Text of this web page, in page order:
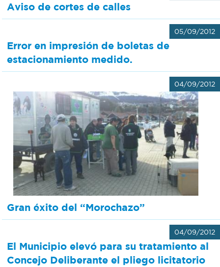
Aviso de cortes de calles
05/09/2012
Error en impresión de boletas de
estacionamiento medido.
04/09/2012
Gran éxito del “Morochazo”
04/09/2012
El Municipio elevó para su tratamiento al
Concejo Deliberante el pliego licitatorio